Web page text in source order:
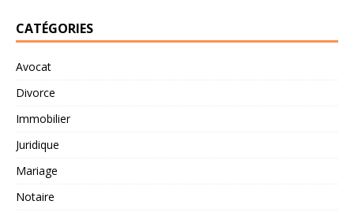
CATÉGORIES
Avocat
Divorce
Immobilier
Juridique
Mariage
Notaire